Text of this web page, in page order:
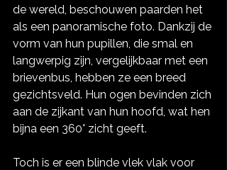
de wereld, beschouwen paarden het
als een panoramische foto. Dankzij de
vorm van hun pupillen, die smal en
langwerpig zijn, vergelijkbaar met een
brievenbus, hebben ze een breed
gezichtsveld. Hun ogen bevinden zich
aan de zijkant van hun hoofd, wat hen
bijna een 360° zicht geeft.
Toch is er een blinde vlek vlak voor